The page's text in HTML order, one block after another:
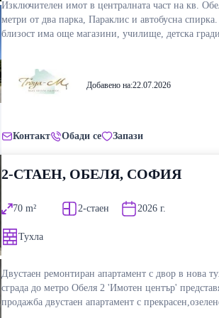
зелени междублокови пространства, което го
предпочитан за спокойно градско живеене.
осигурява бърза връзка както с центъра на София,
потенциал за персонализация според нуждите на
бъдещите собственици. Подходящ е за купувачи,
търсят простор, комуникативна локация и реална
на пазара. Ако имате нужда от допълнително
свържете с нас: Ивайло Георгиев 089 363 1454
Изключителен имот в централната част на кв.
метри от два парка, Параклис и автобусна
близост има още магазини, училище, детска
слънчев, равен, с правилна форма. Достъпът е по
асфалтирана улица, има канал, водопровод и ток
пред парцела. Идеален е за къща и за жилищно
строителство. Параметри на застрояване за района:
информация Милена Станоева 0887701543
Добавено на:22.07.2026
Контакт Обади се Запази
2-СТАЕН, ОБЕЛЯ, СОФИЯ
70 m² 2-стаен 2026 г.
Тухла
Двустаен ремонтиран апартамент с двор в нова
сграда до метро Обеля 2 'Имотен център'
продажба двустаен апартамент с